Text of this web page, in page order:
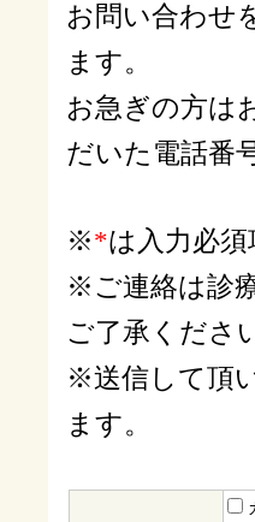
お問い合わせ
ます。
お急ぎの方は
だいた電話番
※*は入力必須
※ご連絡は診
ご了承くださ
※送信して頂
ます。